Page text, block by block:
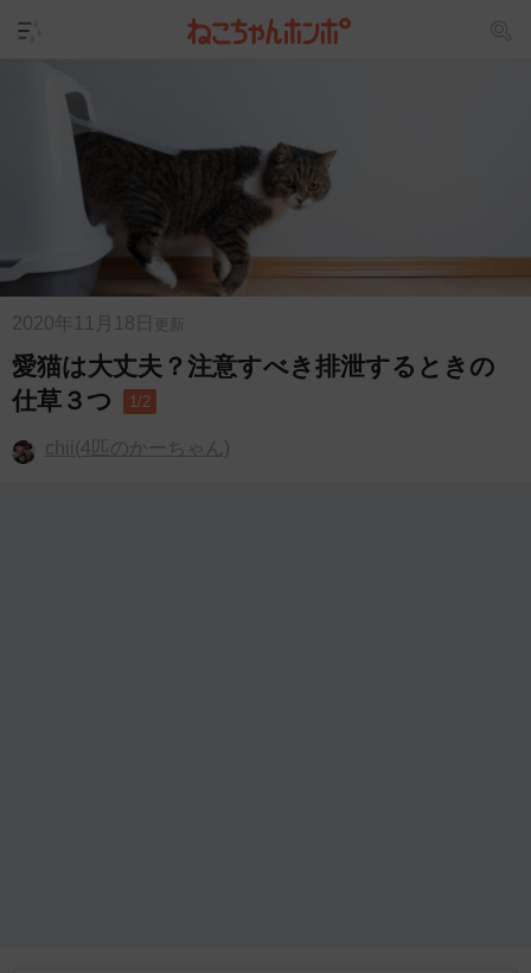
2020年11月18日 更新
愛猫は大丈夫？注意すべき排泄するときの
仕草３つ
1/2
chii(4匹のかーちゃん)